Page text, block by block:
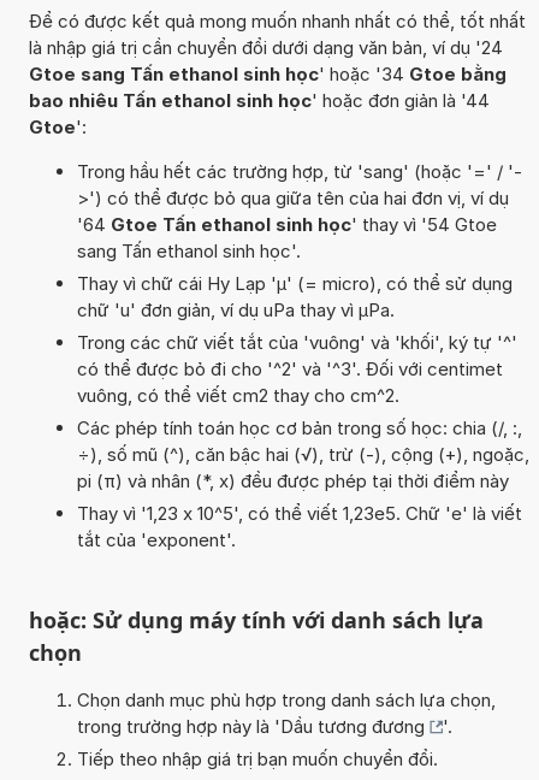
Để có được kết quả mong muốn nhanh nhất có thể, tốt nhất
là nhập giá trị cần chuyển đổi dưới dạng văn bản, ví dụ '24
Gtoe sang Tấn ethanol sinh học' hoặc '34 Gtoe bằng
bao nhiêu Tấn ethanol sinh học' hoặc đơn giản là '44
Gtoe':
Trong hầu hết các trường hợp, từ 'sang' (hoặc '=' / '-
>') có thể được bỏ qua giữa tên của hai đơn vị, ví dụ
'64 Gtoe Tấn ethanol sinh học' thay vì '54 Gtoe
sang Tấn ethanol sinh học'.
Thay vì chữ cái Hy Lạp 'µ' (= micro), có thể sử dụng
chữ 'u' đơn giản, ví dụ uPa thay vì µPa.
Trong các chữ viết tắt của 'vuông' và 'khối', ký tự '^'
có thể được bỏ đi cho '^2' và '^3'. Đối với centimet
vuông, có thể viết cm2 thay cho cm^2.
Các phép tính toán học cơ bản trong số học: chia (/, :,
÷), số mũ (^), căn bậc hai (√), trừ (-), cộng (+), ngoặc,
pi (π) và nhân (*, x) đều được phép tại thời điểm này
Thay vì '1,23 x 10^5', có thể viết 1,23e5. Chữ 'e' là viết
tắt của 'exponent'.
hoặc: Sử dụng máy tính với danh sách lựa
chọn
Chọn danh mục phù hợp trong danh sách lựa chọn,
trong trường hợp này là 'Dầu tương đương
'.
Tiếp theo nhập giá trị bạn muốn chuyển đổi.